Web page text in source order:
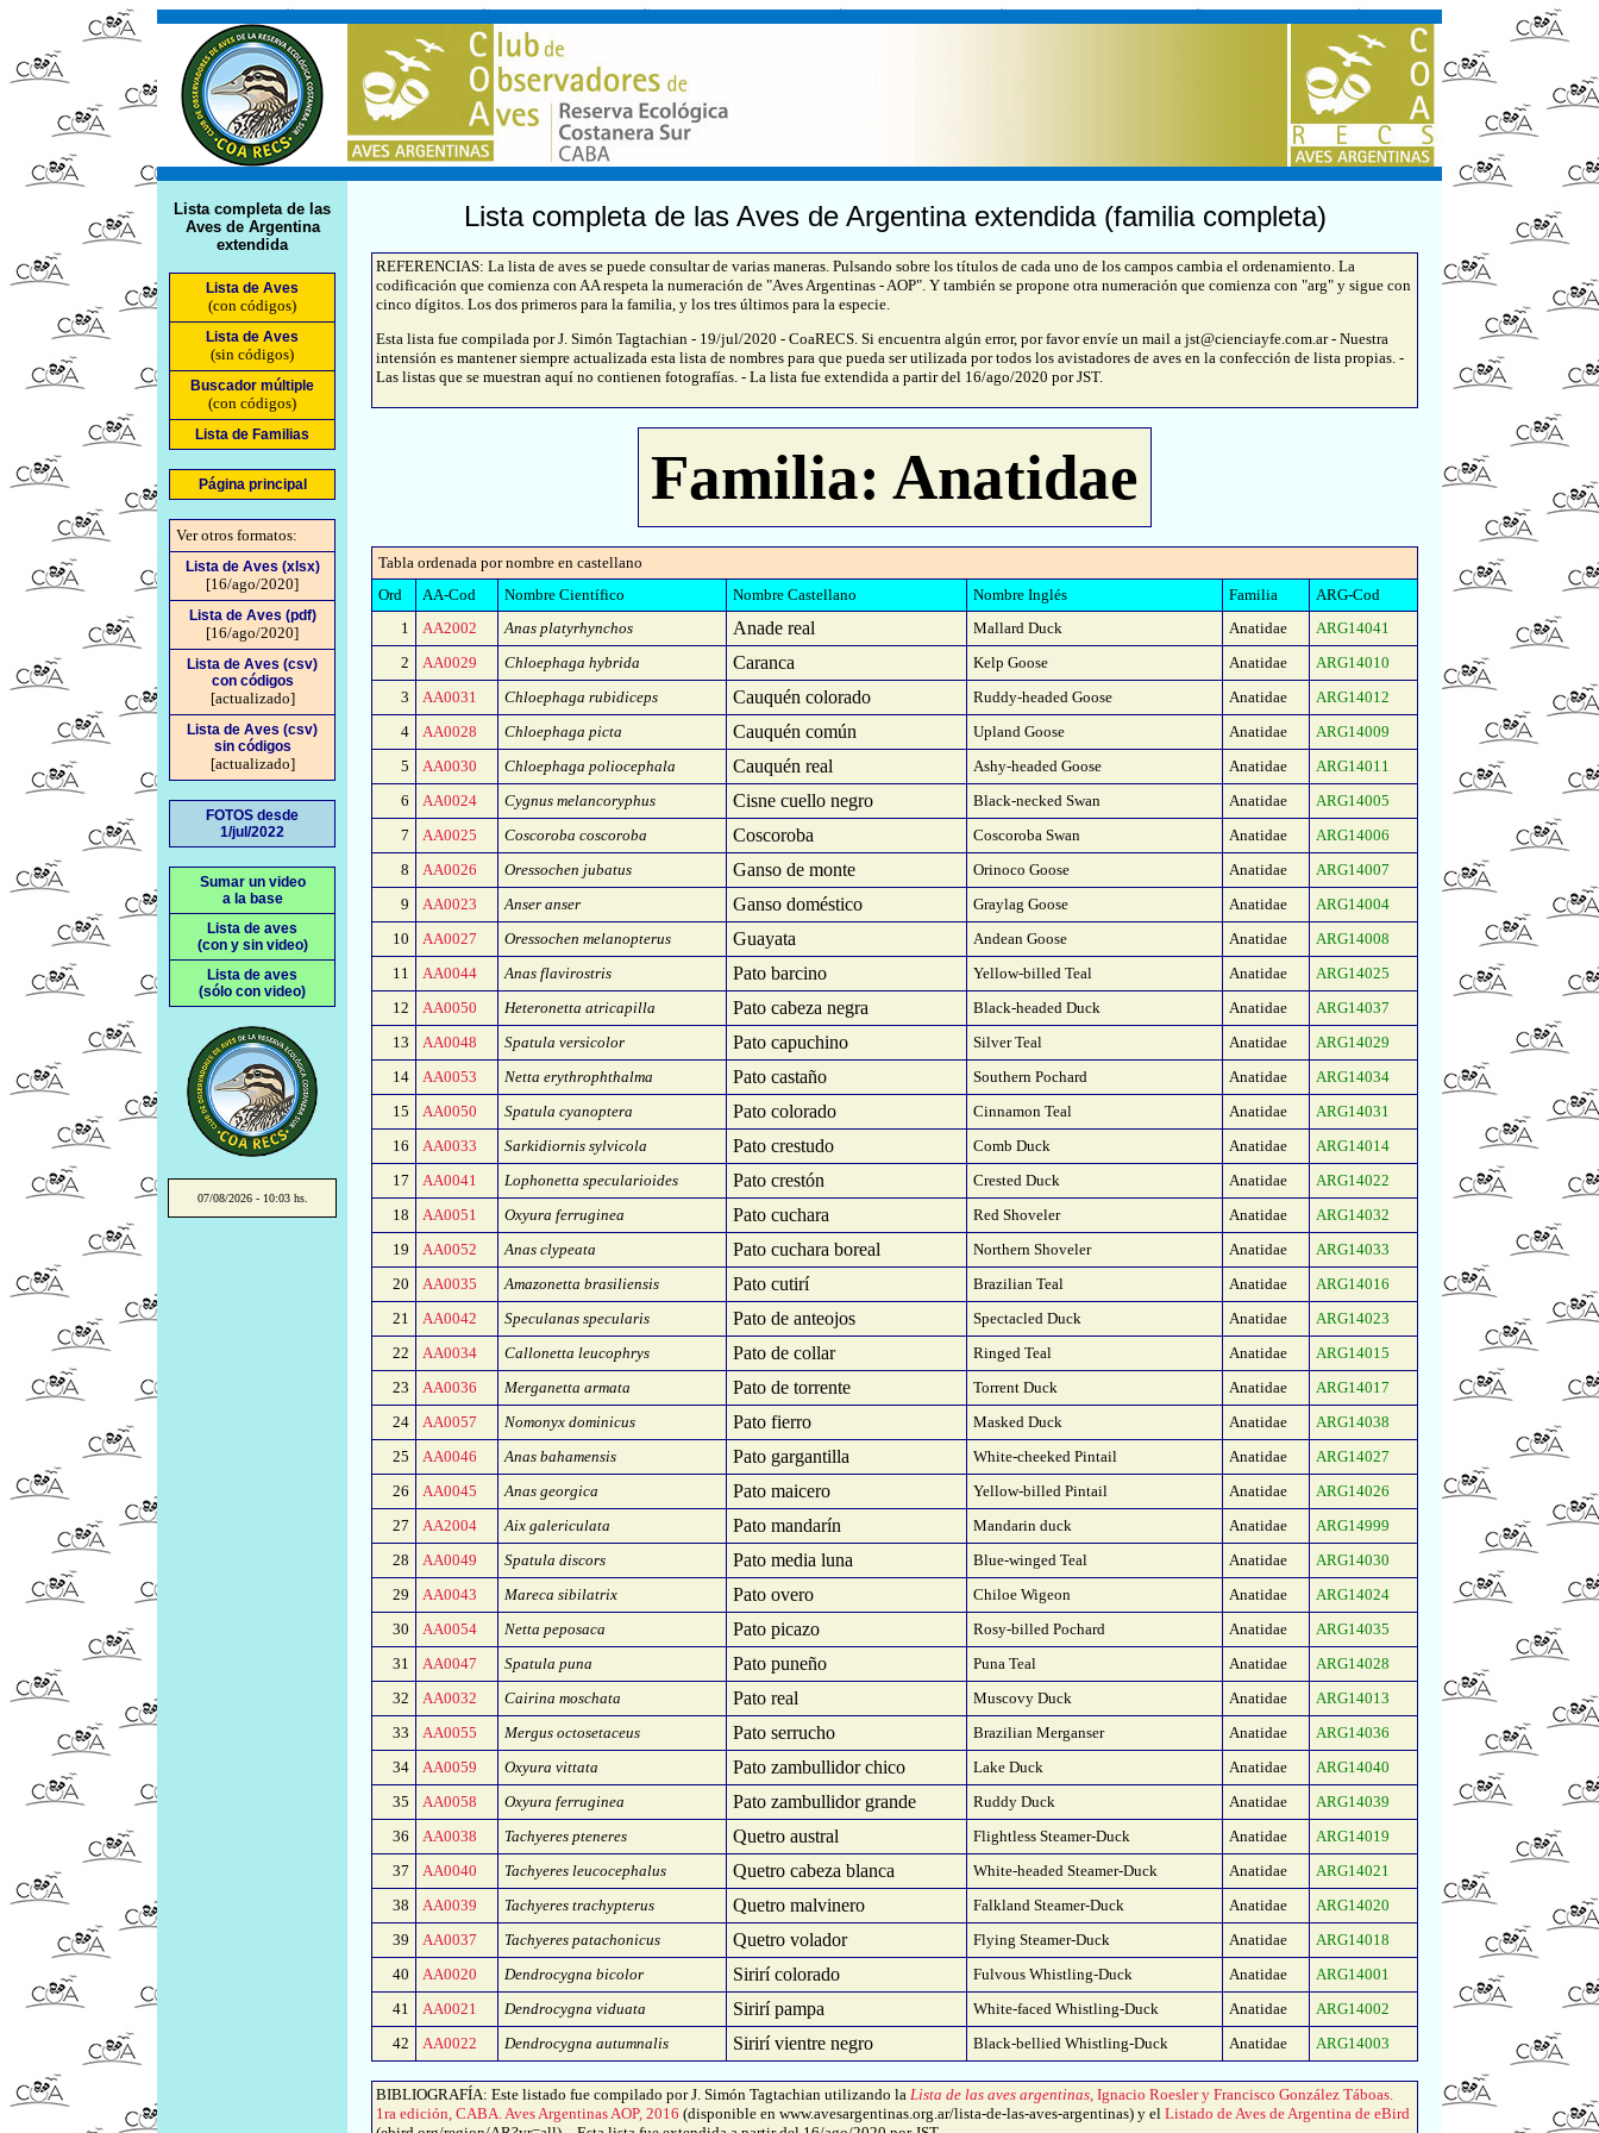
Lista completa de las
Aves de Argentina
extendida
Lista de Aves
(con códigos)
Lista de Aves
(sin códigos)
Buscador múltiple
(con códigos)
Lista de Familias
Página principal
Ver otros formatos:
Lista de Aves (xlsx)
[16/ago/2020]
Lista de Aves (pdf)
[16/ago/2020]
Lista de Aves (csv)
con códigos
[actualizado]
Lista de Aves (csv)
sin códigos
[actualizado]
FOTOS desde
1/jul/2022
Sumar un video
a la base
Lista de aves
(con y sin video)
Lista de aves
(sólo con video)
07/08/2026 - 10:03 hs.
Lista completa de las Aves de Argentina extendida (familia completa)
REFERENCIAS: La lista de aves se puede consultar de varias maneras. Pulsando sobre los títulos de cada uno de los campos cambia el ordenamiento. La
codificación que comienza con AA respeta la numeración de "Aves Argentinas - AOP". Y también se propone otra numeración que comienza con "arg" y sigue con
cinco dígitos. Los dos primeros para la familia, y los tres últimos para la especie.
Esta lista fue compilada por J. Simón Tagtachian - 19/jul/2020 - CoaRECS. Si encuentra algún error, por favor envíe un mail a jst@cienciayfe.com.ar - Nuestra
intensión es mantener siempre actualizada esta lista de nombres para que pueda ser utilizada por todos los avistadores de aves en la confección de lista propias. -
Las listas que se muestran aquí no contienen fotografías. - La lista fue extendida a partir del 16/ago/2020 por JST.
Familia: Anatidae
Tabla ordenada por nombre en castellano
Ord
AA-Cod Nombre Científico Nombre Castellano Nombre Inglés Familia
ARG-Cod
1
AA2002 Anas platyrhynchos Anade real Mallard Duck Anatidae
ARG14041
2
AA0029 Chloephaga hybrida Caranca Kelp Goose Anatidae
ARG14010
3
AA0031 Chloephaga rubidiceps Cauquén colorado Ruddy-headed Goose Anatidae
ARG14012
4
AA0028 Chloephaga picta Cauquén común Upland Goose Anatidae
ARG14009
5
AA0030 Chloephaga poliocephala Cauquén real Ashy-headed Goose Anatidae
ARG14011
6
AA0024 Cygnus melancoryphus Cisne cuello negro Black-necked Swan Anatidae
ARG14005
7
AA0025 Coscoroba coscoroba Coscoroba Coscoroba Swan Anatidae
ARG14006
8
AA0026 Oressochen jubatus Ganso de monte Orinoco Goose Anatidae
ARG14007
9
AA0023 Anser anser Ganso doméstico Graylag Goose Anatidae
ARG14004
10
AA0027 Oressochen melanopterus Guayata Andean Goose Anatidae
ARG14008
11
AA0044 Anas flavirostris Pato barcino Yellow-billed Teal Anatidae
ARG14025
12
AA0050 Heteronetta atricapilla Pato cabeza negra Black-headed Duck Anatidae
ARG14037
13
AA0048 Spatula versicolor Pato capuchino Silver Teal Anatidae
ARG14029
14
AA0053 Netta erythrophthalma Pato castaño Southern Pochard Anatidae
ARG14034
15
AA0050 Spatula cyanoptera Pato colorado Cinnamon Teal Anatidae
ARG14031
16
AA0033 Sarkidiornis sylvicola Pato crestudo Comb Duck Anatidae
ARG14014
17
AA0041 Lophonetta specularioides Pato crestón Crested Duck Anatidae
ARG14022
18
AA0051 Oxyura ferruginea Pato cuchara Red Shoveler Anatidae
ARG14032
19
AA0052 Anas clypeata Pato cuchara boreal Northern Shoveler Anatidae
ARG14033
20
AA0035 Amazonetta brasiliensis Pato cutirí Brazilian Teal Anatidae
ARG14016
21
AA0042 Speculanas specularis Pato de anteojos Spectacled Duck Anatidae
ARG14023
22
AA0034 Callonetta leucophrys Pato de collar Ringed Teal Anatidae
ARG14015
23
AA0036 Merganetta armata Pato de torrente Torrent Duck Anatidae
ARG14017
24
AA0057 Nomonyx dominicus Pato fierro Masked Duck Anatidae
ARG14038
25
AA0046 Anas bahamensis Pato gargantilla White-cheeked Pintail Anatidae
ARG14027
26
AA0045 Anas georgica Pato maicero Yellow-billed Pintail Anatidae
ARG14026
27
AA2004 Aix galericulata Pato mandarín Mandarin duck Anatidae
ARG14999
28
AA0049 Spatula discors Pato media luna Blue-winged Teal Anatidae
ARG14030
29
AA0043 Mareca sibilatrix Pato overo Chiloe Wigeon Anatidae
ARG14024
30
AA0054 Netta peposaca Pato picazo Rosy-billed Pochard Anatidae
ARG14035
31
AA0047 Spatula puna Pato puneño Puna Teal Anatidae
ARG14028
32
AA0032 Cairina moschata Pato real Muscovy Duck Anatidae
ARG14013
33
AA0055 Mergus octosetaceus Pato serrucho Brazilian Merganser Anatidae
ARG14036
34
AA0059 Oxyura vittata Pato zambullidor chico Lake Duck Anatidae
ARG14040
35
AA0058 Oxyura ferruginea Pato zambullidor grande Ruddy Duck Anatidae
ARG14039
36
AA0038 Tachyeres pteneres Quetro austral Flightless Steamer-Duck Anatidae
ARG14019
37
AA0040 Tachyeres leucocephalus Quetro cabeza blanca White-headed Steamer-Duck Anatidae
ARG14021
38
AA0039 Tachyeres trachypterus Quetro malvinero Falkland Steamer-Duck Anatidae
ARG14020
39
AA0037 Tachyeres patachonicus Quetro volador Flying Steamer-Duck Anatidae
ARG14018
40
AA0020 Dendrocygna bicolor Sirirí colorado Fulvous Whistling-Duck Anatidae
ARG14001
41
AA0021 Dendrocygna viduata Sirirí pampa White-faced Whistling-Duck Anatidae
ARG14002
42
AA0022 Dendrocygna autumnalis Sirirí vientre negro Black-bellied Whistling-Duck Anatidae ARG14003
BIBLIOGRAFÍA: Este listado fue compilado por J. Simón Tagtachian utilizando la Lista de las aves argentinas, Ignacio Roesler y Francisco González Táboas.
1ra edición, CABA. Aves Argentinas AOP, 2016 (disponible en www.avesargentinas.org.ar/lista-de-las-aves-argentinas) y el Listado de Aves de Argentina de eBird